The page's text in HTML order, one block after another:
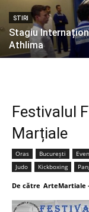
STIRI
Stagiu
Athlima
Festivalul
Marțiale
Oras București
Judo
Kickboxing
De către ArteMartiale